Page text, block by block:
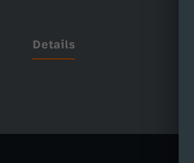
Details